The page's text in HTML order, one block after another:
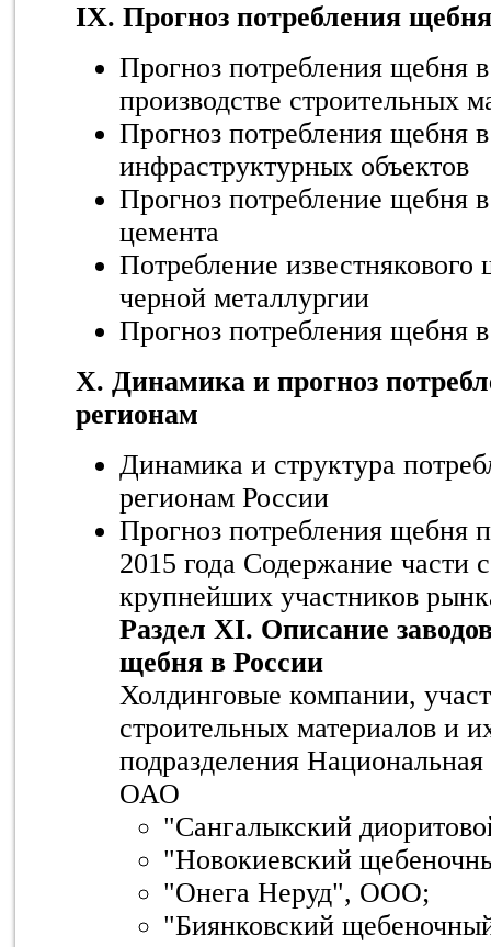
IX. Прогноз потребления
Прогноз потребления щебня в
производстве строительных
Прогноз потребления щебня в
инфраструктурных объектов
Прогноз потребление щебня
цемента
Потребление известнякового
черной металлургии
Прогноз потребления щебня
X. Динамика и прогноз
регионам
Динамика и структура
регионам России
Прогноз потребления щебня
2015 года Содержание части
крупнейших участников
Раздел XI. Описание
щебня в России
Холдинговые компании,
строительных материалов и
подразделения
ОАО
"Сангалыкский
"Новокиевский
"Онега Неруд", ООО;
"Биянковский